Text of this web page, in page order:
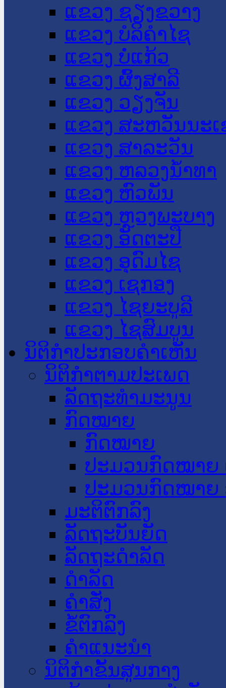
ແຂວງ ຊຽງຂວາງ
ແຂວງ ບໍລິຄໍາໄຊ
ແຂວງ ບໍ່ແກ້ວ
ແຂວງ ຜົ້ງສາລີ
ແຂວງ ວຽງຈັນ
ແຂວງ ສະຫວັນນະ
ແຂວງ ສາລະວັນ
ແຂວງ ຫລວງນໍ້າທາ
ແຂວງ ຫົວພັນ
ແຂວງ ຫຼວງພະບາງ
ແຂວງ ອັດຕະປື
ແຂວງ ອຸດົມໄຊ
ແຂວງ ເຊກອງ
ແຂວງ ໄຊຍະບູລີ
ແຂວງ ໄຊສົມບູນ
ນິຕິກໍາປະກອບຄໍາເຫັນ
ນິຕິກໍາຕາມປະເພດ
ລັດຖະທໍາມະນູນ
ກົດໝາຍ
ກົດໝາຍ
ປະມວນກົດໝາຍ
ປະມວນກົດໝາຍ
ມະຕິຕົກລົງ
ລັດຖະບັນຍັດ
ລັດຖະດໍາລັດ
ດໍາລັດ
ຄໍາສັ່ງ
ຂໍ້ຕົກລົງ
ຄໍາແນະນໍາ
ນິຕິກຳຂັ້ນສູນກາງ